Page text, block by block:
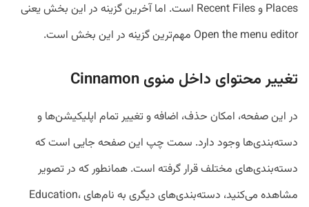
Places و Recent Files است. اما آخرین گزینه در این بخش یعنی
Open the menu editor مهم‌ترین گزینه در این بخش است.
تغییر محتوای داخل منوی Cinnamon
در این صفحه، امکان حذف، اضافه و تغییر تمام اپلیکیشن‌ها و
دسته‌بندی‌ها وجود دارد. سمت چپ این صفحه جایی است که
دسته‌بندی‌های مختلف قرار گرفته است. همانطور که در تصویر
مشاهده می‌کنید، دسته‌بندی‌های دیگری به نام‌های Education،